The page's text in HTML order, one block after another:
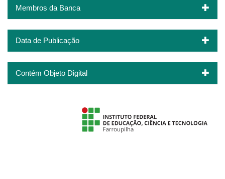
Membros da Banca
Data de Publicação
Contém Objeto Digital